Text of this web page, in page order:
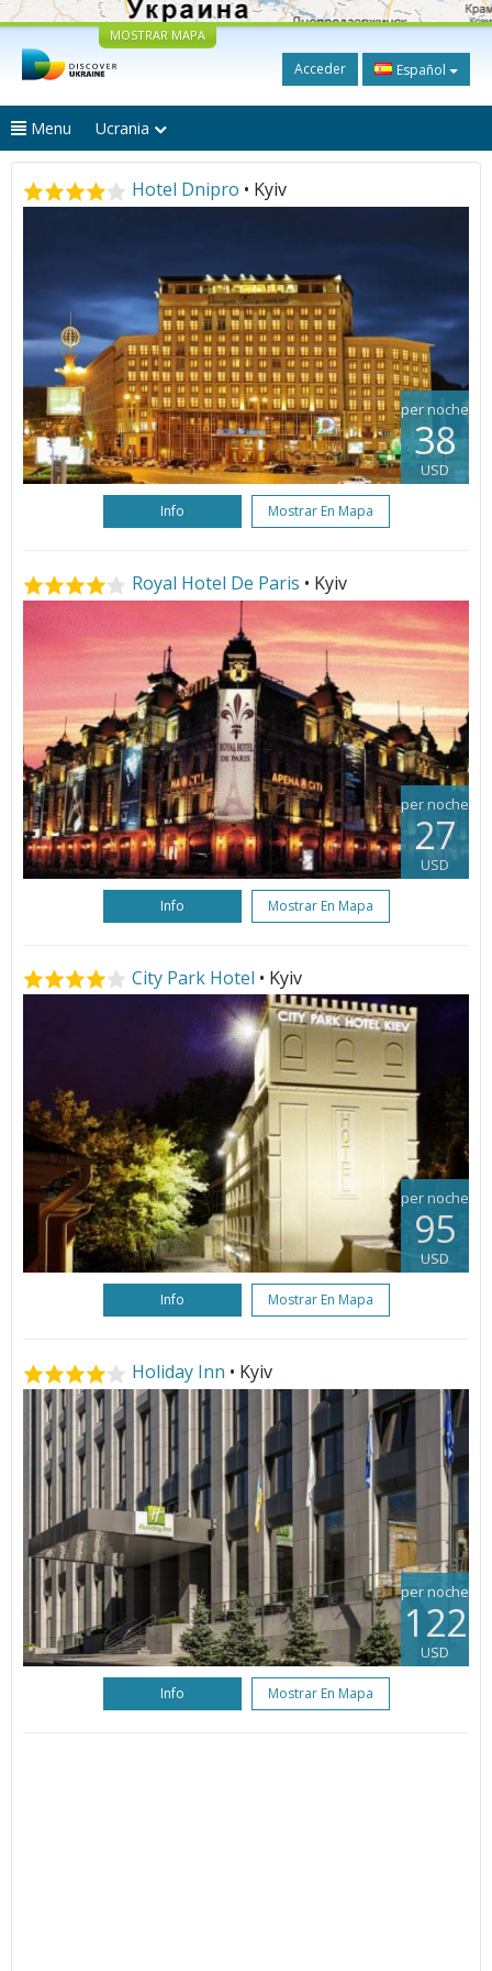
MOSTRAR MAPA
Acceder Español
Menu Ucrania
Hotel Dnipro • Kyiv
per noche
38
USD
Info Mostrar En Mapa
Royal Hotel De Paris • Kyiv
per noche
27
USD
Info Mostrar En Mapa
City Park Hotel • Kyiv
per noche
95
USD
Info Mostrar En Mapa
Holiday Inn • Kyiv
per noche
122
USD
Info Mostrar En Mapa